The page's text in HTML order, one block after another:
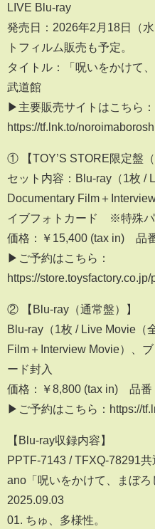
LIVE Blu-ray
発売日：2026年2月18日（
トフィルム販売も予定。
タイトル：「呪いをかけて
武道館
▶︎主要販売サイトはこちら：
https://tf.lnk.to/
① 【TOY’S STORE限定盤（
セット内容：Blu-ray（1枚 /
Documentary Film＋
イブフォトカード ※特殊パ
価格：￥15,400 (tax in) 品
▶︎ご予約はこちら：
https://
② 【Blu-ray（通常盤）】
Blu-ray（1枚 / Live Movie（
Film＋Interview Movie）、
ード封入
価格：￥8,800 (tax in) 品
▶︎ご予約はこちら：https://
【Blu-ray収録内容】
PPTF-7143 / TFXQ-78291共
ano「呪いをかけて、まぼ
2025.09.03
01. ちゅ、多様性。